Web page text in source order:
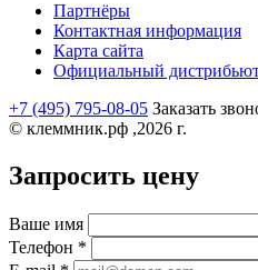
Партнёры
Контактная информация
Карта сайта
Официальный
+7 (495) 795-08-05 Заказать
© клеммник.рф ,2026 г.
Запросить цену
Ваше имя
Телефон *